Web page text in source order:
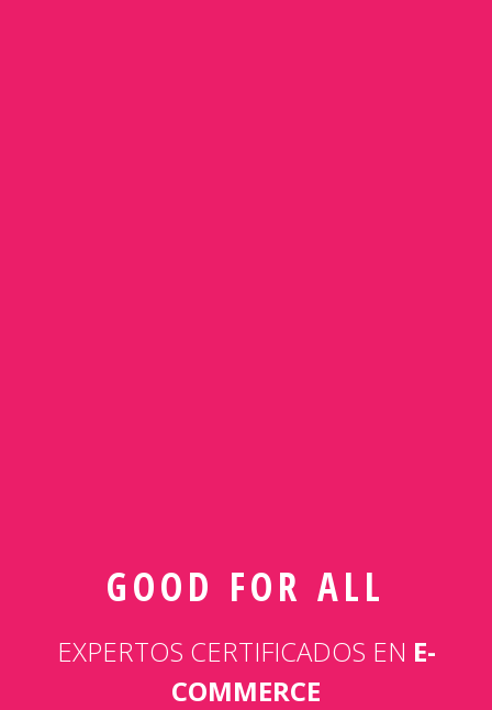
GOOD FOR ALL
EXPERTOS CERTIFICADOS EN E-
COMMERCE